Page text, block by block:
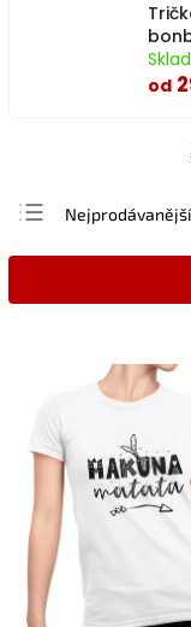
od
Nejprodávanější
Nejlevnější